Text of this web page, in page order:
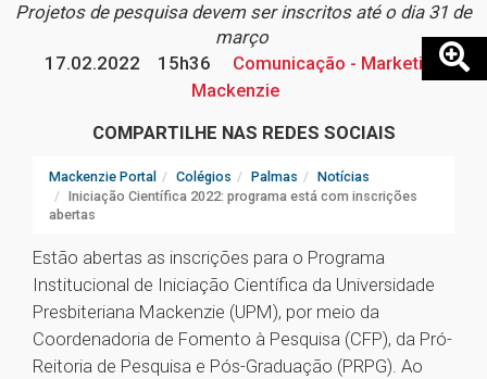
Projetos de pesquisa devem ser inscritos até o dia 31 de
março
17.02.2022
15h36
Comunicação - Marketing
Mackenzie
COMPARTILHE NAS REDES SOCIAIS
Mackenzie Portal Colégios Palmas
Notícias
Iniciação Científica 2022: programa está com inscrições
abertas
Estão abertas as inscrições para o Programa
Institucional de Iniciação Científica da Universidade
Presbiteriana Mackenzie (UPM), por meio da
Coordenadoria de Fomento à Pesquisa (CFP), da Pró-
Reitoria de Pesquisa e Pós-Graduação (PRPG). Ao